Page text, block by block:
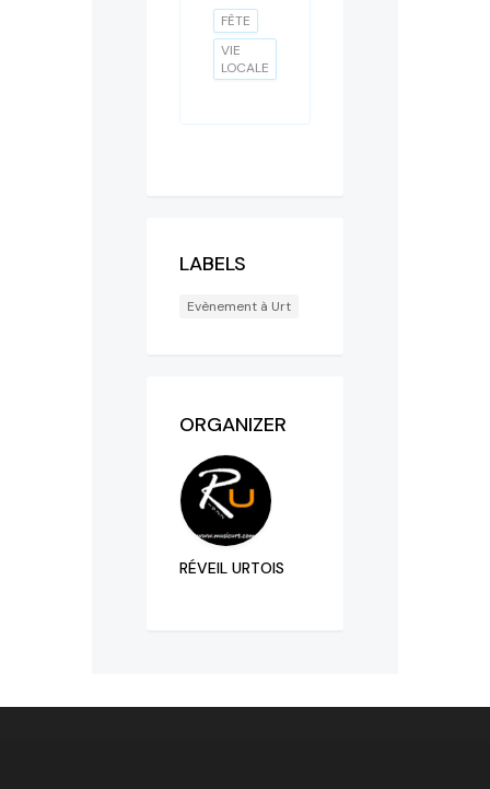
FÊTE
VIE
LOCALE
LABELS
Evènement à Urt
ORGANIZER
RÉVEIL URTOIS